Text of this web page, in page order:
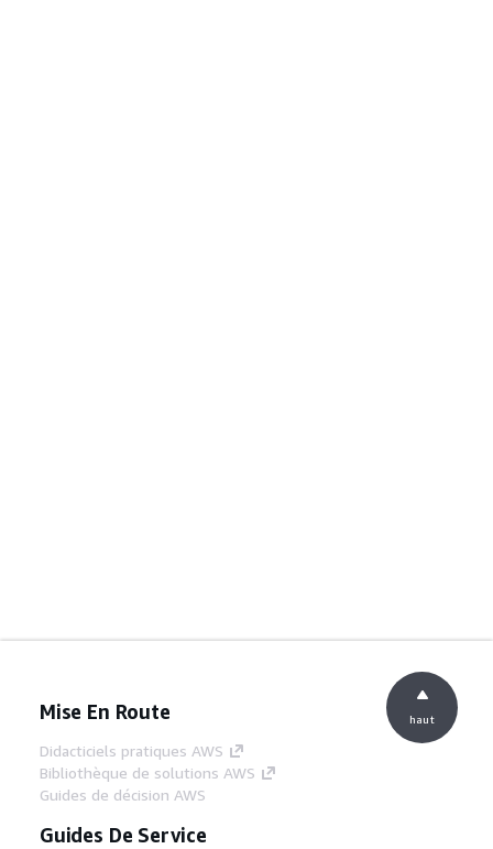
Mise En Route
Didacticiels pratiques AWS
Bibliothèque de solutions AWS
Guides de décision AWS
Guides De Service
haut